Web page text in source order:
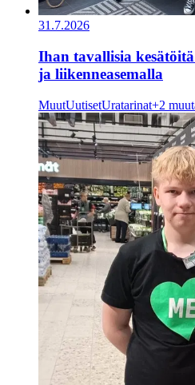
31.7.2026
Ihan tavallisia
ja liikenneasemalla
MuutUutisetUratarinat+2